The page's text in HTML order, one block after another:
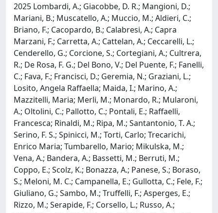
2025 Lombardi, A.; Giacobbe, D. R.; Mangioni, D.;
Mariani, B.; Muscatello, A.; Muccio, M.; Aldieri, C.;
Briano, F.; Cacopardo, B.; Calabresi, A.; Capra
Marzani, F.; Carretta, A.; Cattelan, A.; Ceccarelli, L.;
Cenderello, G.; Corcione, S.; Cortegiani, A.; Cultrera,
R.; De Rosa, F. G.; Del Bono, V.; Del Puente, F.; Fanelli,
C.; Fava, F.; Francisci, D.; Geremia, N.; Graziani, L.;
Losito, Angela Raffaella; Maida, I.; Marino, A.;
Mazzitelli, Maria; Merli, M.; Monardo, R.; Mularoni,
A.; Oltolini, C.; Pallotto, C.; Pontali, E.; Raffaelli,
Francesca; Rinaldi, M.; Ripa, M.; Santantonio, T. A.;
Serino, F. S.; Spinicci, M.; Torti, Carlo; Trecarichi,
Enrico Maria; Tumbarello, Mario; Mikulska, M.;
Vena, A.; Bandera, A.; Bassetti, M.; Berruti, M.;
Coppo, E.; Scolz, K.; Bonazza, A.; Panese, S.; Boraso,
S.; Meloni, M. C.; Campanella, E.; Gullotta, C.; Fele, F.;
Giuliano, G.; Sambo, M.; Truffelli, F.; Asperges, E.;
Rizzo, M.; Serapide, F.; Corsello, L.; Russo, A.;